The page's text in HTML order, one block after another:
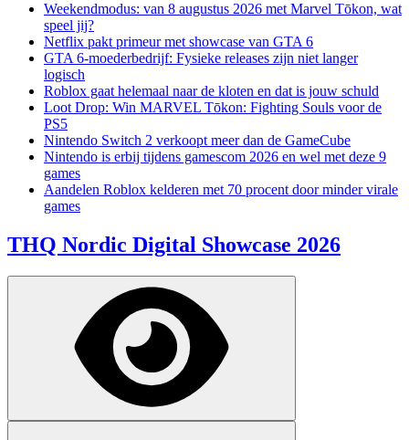
Weekendmodus: van 8 augustus 2026 met Marvel Tōkon, wat
speel jij?
Netflix pakt primeur met showcase van GTA 6
GTA 6-moederbedrijf: Fysieke releases zijn niet langer
logisch
Roblox gaat helemaal naar de kloten en dat is jouw schuld
Loot Drop: Win MARVEL Tōkon: Fighting Souls voor de
PS5
Nintendo Switch 2 verkoopt meer dan de GameCube
Nintendo is erbij tijdens gamescom 2026 en wel met deze 9
games
Aandelen Roblox kelderen met 70 procent door minder virale
games
THQ Nordic Digital Showcase 2026